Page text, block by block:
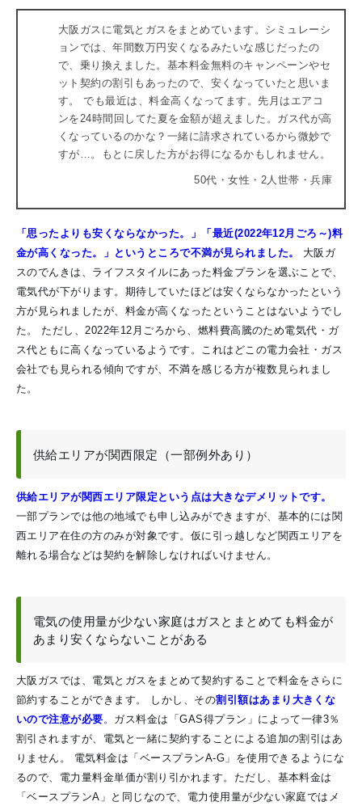
大阪ガスに電気とガスをまとめています。シミュレーシ
ョンでは、年間数万円安くなるみたいな感じだったの
で、乗り換えました。基本料金無料のキャンペーンやセ
ット契約の割引もあったので、安くなっていたと思いま
す。 でも最近は、料金高くなってます。先月はエアコ
ンを24時間回してた夏を金額が超えました。ガス代が高
くなっているのかな？一緒に請求されているから微妙で
すが…。もとに戻した方がお得になるかもしれません。
50代・女性・2人世帯・兵庫
「思ったよりも安くならなかった。」「最近(2022年12月ごろ～)料
金が高くなった。」というところで不満が見られました。
大阪ガ
スのでんきは、ライフスタイルにあった料金プランを選ぶことで、
電気代が下がります。期待していたほどは安くならなかったという
方が見られましたが、料金が高くなったということはないようでし
た。 ただし、2022年12月ごろから、燃料費高騰のため電気代・ガ
ス代ともに高くなっているようです。これはどこの電力会社・ガス
会社でも見られる傾向ですが、不満を感じる方が複数見られまし
た。
供給エリアが関西限定（一部例外あり）
供給エリアが関西エリア限定という点は大きなデメリットです。
一部プランでは他の地域でも申し込みができますが、基本的には関
西エリア在住の方のみが対象です。仮に引っ越しなど関西エリアを
離れる場合などは契約を解除しなければいけません。
電気の使用量が少ない家庭はガスとまとめても料金が
あまり安くならないことがある
大阪ガスでは、電気とガスをまとめて契約することで料金をさらに
節約することができます。
しかし、その割引額はあまり大きくな
いので注意が必要。 ガス料金は「GAS得プラン」によって一律3％
割引されますが、電気と一緒に契約することによる追加の割引はあ
りません。
電気料金は「ベースプランA-G」を使用できるようにな
るので、電力量料金単価が割り引かれます。ただし、基本料金は
「ベースプランA」と同じなので、電力使用量が少ない家庭ではメ